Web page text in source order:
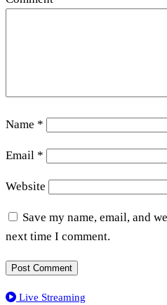
Name *
Email *
Website
Save my name, email, and
next time I comment.
Live Streaming